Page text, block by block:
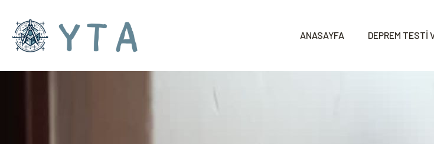
ANASAYFA DEPREM TESTİ